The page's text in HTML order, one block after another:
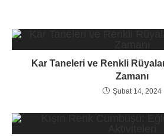
Kar Taneleri ve Renkli
Zamanı
Şubat 14, 2024